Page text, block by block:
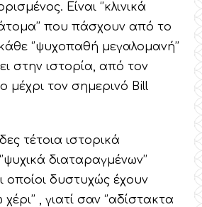
Είναι ‘’κλινικά
που πάσχουν από το
‘’ψυχοπαθή μεγαλομανή’’
στην ιστορία, από τον
μέχρι τον σημερινό Bill
τέτοια ιστορικά
διαταραγμένων’’
οποίοι δυστυχώς έχουν
, γιατί σαν ‘’αδίστακτα